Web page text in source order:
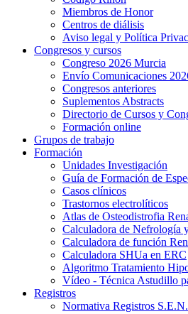
Miembros de Honor
Centros de diálisis
Aviso legal y Política
Congresos y cursos
Congreso 2026 Murcia
Envío Comunicaciones
Congresos anteriores
Suplementos Abstracts
Directorio de Cursos y
Formación online
Grupos de trabajo
Formación
Unidades Investigación
Guía de Formación de
Casos clínicos
Trastornos electrolíticos
Atlas de Osteodistrofia
Calculadora de Nefrología
Calculadora de función
Calculadora SHUa en ERC
Algoritmo Tratamiento
Vídeo - Técnica Astudillo
Registros
Normativa Registros S.E.N.